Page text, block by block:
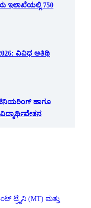
ಇಲಾಖೆಯಲ್ಲಿ 750
2026: ವಿವಿಧ ಅತಿಥಿ
ಹಾಗೂ
ಟ್ರೈನಿ (MT) ಮತ್ತು